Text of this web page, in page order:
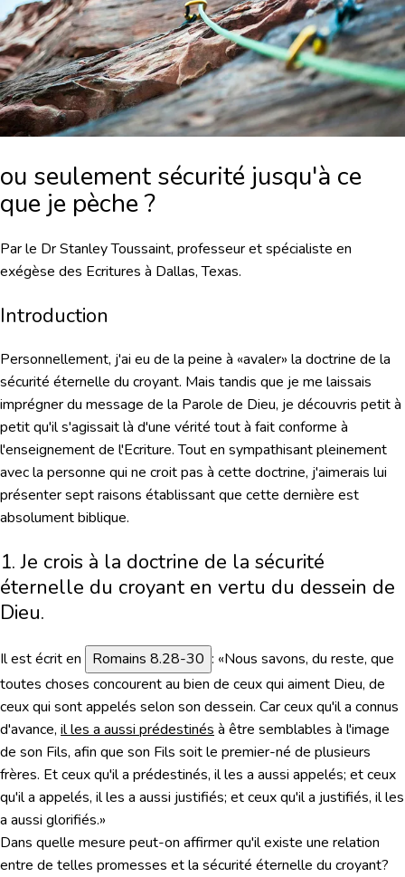
ou seulement sécurité jusqu'à ce
que je pèche ?
Par le Dr Stanley Toussaint, professeur et spécialiste en
exégèse des Ecritures à Dallas, Texas.
Introduction
Personnellement, j'ai eu de la peine à «avaler» la doctrine de la
sécurité éternelle du croyant. Mais tandis que je me laissais
imprégner du message de la Parole de Dieu, je découvris petit à
petit qu'il s'agissait là d'une vérité tout à fait conforme à
l'enseignement de l'Ecriture. Tout en sympathisant pleinement
avec la personne qui ne croit pas à cette doctrine, j'aimerais lui
présenter sept raisons établissant que cette dernière est
absolument biblique.
1. Je crois à la doctrine de la sécurité
éternelle du croyant en vertu du dessein de
Dieu.
Il est écrit en Romains 8.28-30 : «Nous savons, du reste, que
toutes choses concourent au bien de ceux qui aiment Dieu, de
ceux qui sont appelés selon son dessein. Car ceux qu'il a connus
d'avance, il les a aussi prédestinésà être semblables à l'image
de son Fils, afin que son Fils soit le premier-né de plusieurs
frères. Et ceux qu'il a prédestinés, il les a aussi appelés; et ceux
qu'il a appelés, il les a aussi justifiés; et ceux qu'il a justifiés, il les
a aussi glorifiés.»
Dans quelle mesure peut-on affirmer qu'il existe une relation
entre de telles promesses et la sécurité éternelle du croyant?